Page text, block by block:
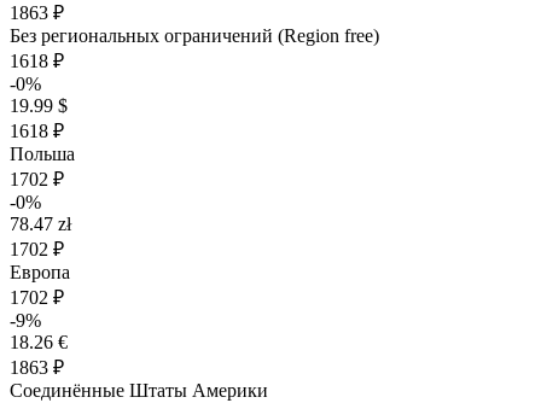
1863 ₽
Без региональных ограничений (Region free)
1618 ₽
-0%
19.99 $
1618 ₽
Польша
1702 ₽
-0%
78.47 zł
1702 ₽
Европа
1702 ₽
-9%
18.26 €
1863 ₽
Соединённые Штаты Америки